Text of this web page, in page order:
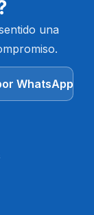
una
WhatsApp